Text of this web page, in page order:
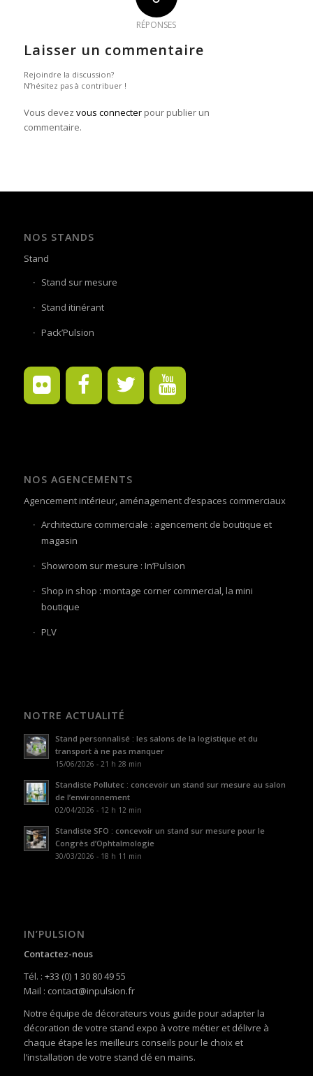
RÉPONSES
Laisser un commentaire
Rejoindre la discussion?
N’hésitez pas à contribuer !
Vous devez vous connecterpour publier un
commentaire.
NOS STANDS
Stand
Stand sur mesure
Stand itinérant
Pack’Pulsion
NOS AGENCEMENTS
Agencement intérieur, aménagement d’espaces commerciaux
Architecture commerciale : agencement de boutique et
magasin
Showroom sur mesure : In’Pulsion
Shop in shop : montage corner commercial, la mini
boutique
PLV
NOTRE ACTUALITÉ
Stand personnalisé : les salons de la logistique et du
transport à ne pas manquer
15/06/2026 - 21 h 28 min
Standiste Pollutec : concevoir un stand sur mesure au salon
de l’environnement
02/04/2026 - 12 h 12 min
Standiste SFO : concevoir un stand sur mesure pour le
Congrès d’Ophtalmologie
30/03/2026 - 18 h 11 min
IN’PULSION
Contactez-nous
Tél. : +33 (0) 1 30 80 49 55
Mail : contact@inpulsion.fr
Notre équipe de décorateurs vous guide pour adapter la
décoration de votre stand expo à votre métier et délivre à
chaque étape les meilleurs conseils pour le choix et
l’installation de votre stand clé en mains.